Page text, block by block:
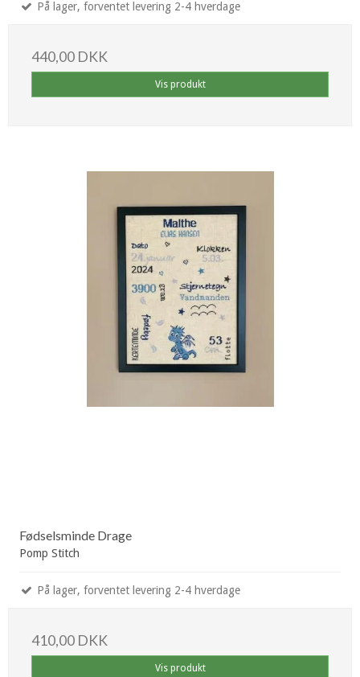
På lager, forventet levering 2-4 hverdage
440,00 DKK
Vis produkt
Fødselsminde Drage
Pomp Stitch
På lager, forventet levering 2-4 hverdage
410,00 DKK
Vis produkt